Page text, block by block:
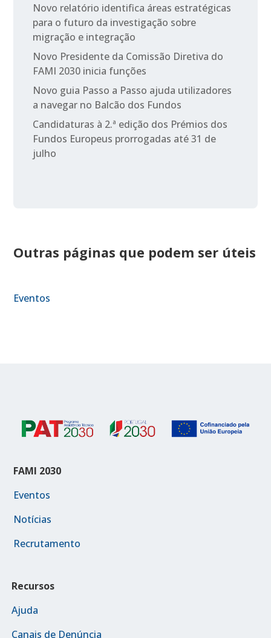
Novo relatório identifica áreas estratégicas
para o futuro da investigação sobre
migração e integração
Novo Presidente da Comissão Diretiva do
FAMI 2030 inicia funções
Novo guia Passo a Passo ajuda utilizadores
a navegar no Balcão dos Fundos
Candidaturas à 2.ª edição dos Prémios dos
Fundos Europeus prorrogadas até 31 de
julho
Outras páginas que podem ser úteis
Eventos
FAMI 2030
Eventos
Notícias
Recrutamento
Recursos
Ajuda
Canais de Denúncia